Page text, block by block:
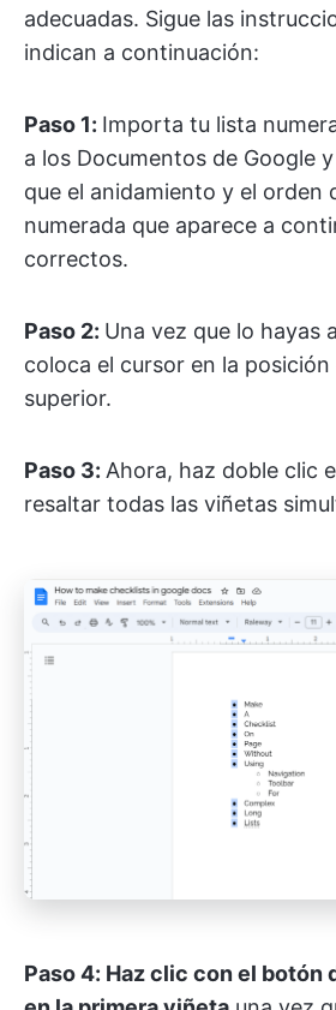
adecuadas. Sigue las
indican a continuación:
Paso 1: Importa tu lista
a los Documentos de Google
que el anidamiento y el orden
numerada que aparece a
correctos.
Paso 2: Una vez que lo hayas
coloca el cursor en la posición
superior.
Paso 3: Ahora, haz doble clic
resaltar todas las viñetas
Paso 4: Haz clic con el botón